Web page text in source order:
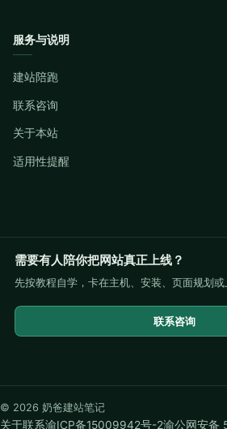
服务与说明
建站陪跑
联系咨询
关于本站
适用性提醒
需要有人陪你把网站真正上线？
先按教程自学，卡在主机、安装、页面规划或
联系咨询
© 2026 奶爸建站笔记
关于联系渝ICP备15009942号-2渝公网安备